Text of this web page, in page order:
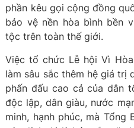
phần kêu gọi cộng đồng
bảo vệ nền hòa bình bền
tộc trên toàn thế giới.
Việc tổ chức Lễ hội Vì
làm sâu sắc thêm hệ giá trị
phấn đấu cao cả của dân
độc lập, dân giàu, nước
minh, hạnh phúc, mà Tổng